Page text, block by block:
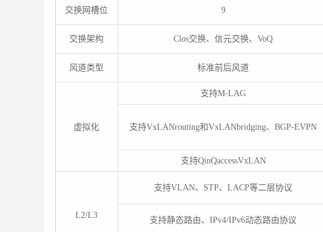
交换网槽位 9
交换架构 Clos交换、信元交换、VoQ
风道类型 标准前后风道
虚拟化
支持M-LAG
支持VxLANrouting和VxLANbridging、BGP-EVPN
支持QinQaccessVxLAN
L2/L3
支持VLAN、STP、LACP等二层协议
支持静态路由、IPv4/IPv6动态路由协议